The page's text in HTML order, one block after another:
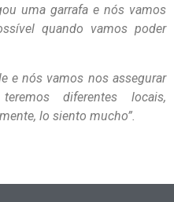
uma garrafa e nós vamos
quando vamos poder
e nós vamos nos assegurar
diferentes locais,
lo siento mucho”.